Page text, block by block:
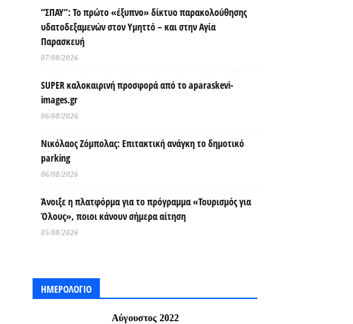
“ΣΠΑΥ”: Το πρώτο «έξυπνο» δίκτυο παρακολούθησης
υδατοδεξαμενών στον Υμηττό – και στην Αγία
Παρασκευή
07/08/2026
SUPER καλοκαιρινή προσφορά από το aparaskevi-
images.gr
06/08/2026
Νικόλαος Ζόμπολας: Επιτακτική ανάγκη το δημοτικό
parking
06/08/2026
Άνοιξε η πλατφόρμα για το πρόγραμμα «Τουρισμός για
Όλους», ποιοι κάνουν σήμερα αίτηση
05/08/2026
ΗΜΕΡΟΛΟΓΙΟ
Αύγουστος 2022